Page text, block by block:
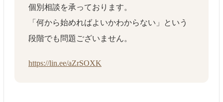
個別相談を承っております。
「何から始めればよいかわからない」という
段階でも問題ございません。
https://lin.ee/aZrSOXK